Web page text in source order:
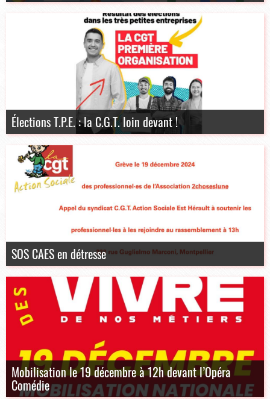
Élections T.P.E. : la C.G.T. loin devant !
SOS CAES en détresse
Mobilisation le 19 décembre à 12h devant l’Opéra
Comédie